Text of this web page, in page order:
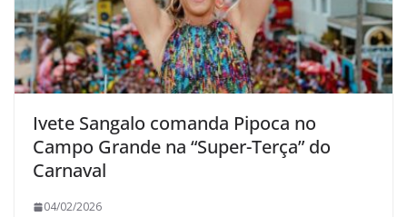
Ivete Sangalo comanda Pipoca no
Campo Grande na “Super-Terça” do
Carnaval
04/02/2026